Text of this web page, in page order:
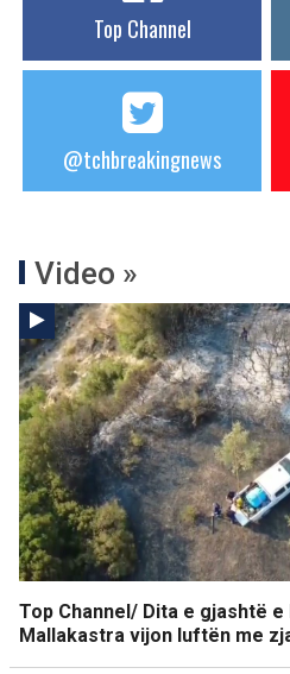
Top Channel
@tchbreakingnews
Video »
Top Channel/ Dita e gjashtë
Mallakastra vijon luftën me